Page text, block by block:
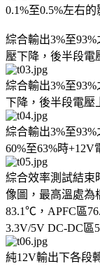
0.1%至0.5%左右的
綜合輸出3%至
壓下降，後半段電
綜合輸出3%至
下降，後半段電壓
綜合輸出3%至
60%至63%時
綜合效率測試結束
像圖，最高溫處為
83.1℃，APFC區
3.3V/5V DC-DC區
純12V輸出下各段